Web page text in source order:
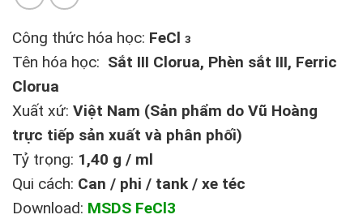
Công thức hóa học: FeCl 3
Tên hóa học: Sắt III Clorua, Phèn sắt III, Ferric
Clorua
Xuất xứ: Việt Nam (Sản phẩm do Vũ Hoàng
trực tiếp sản xuất và phân phối)
Tỷ trọng: 1,40 g / ml
Qui cách: Can / phi / tank / xe téc
Download: MSDS FeCl3